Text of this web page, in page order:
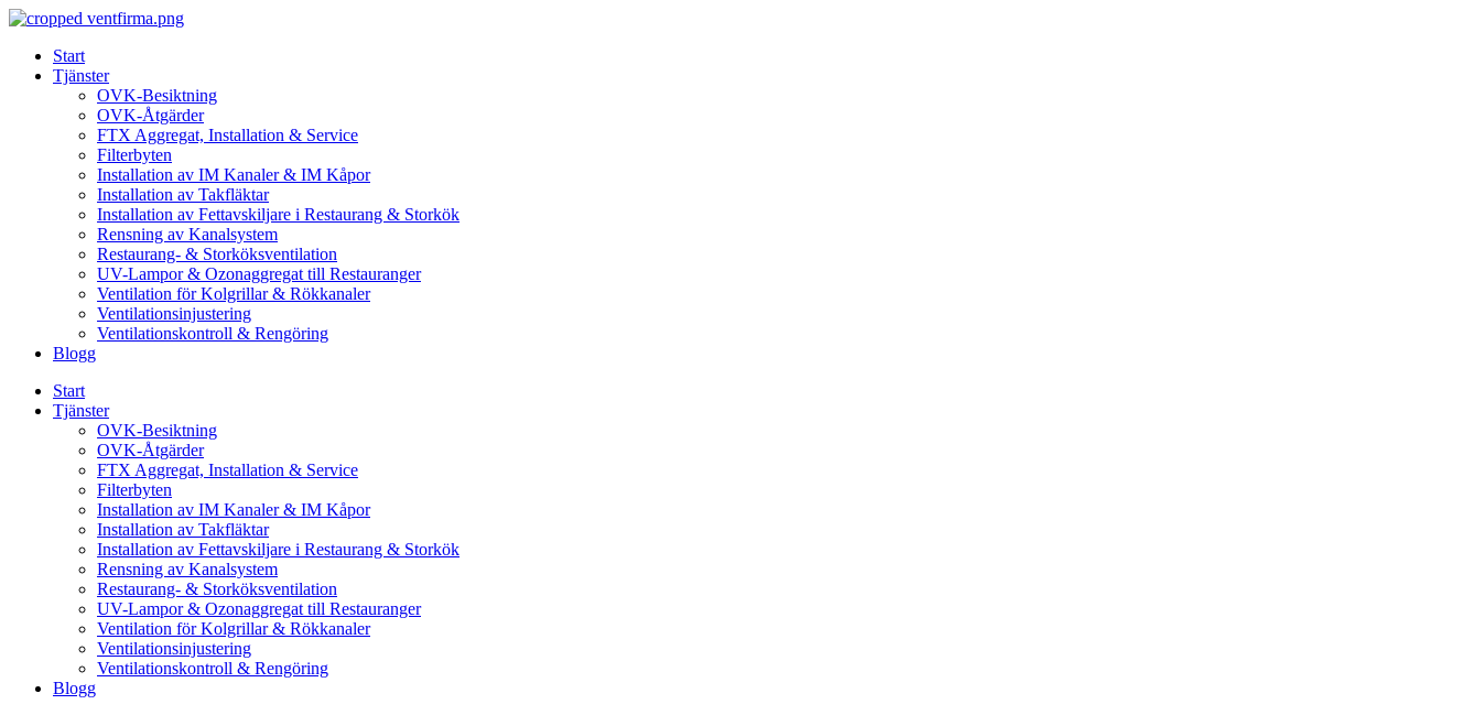
Skip
contentStart
Tjänster
OVK-Besiktning
OVK-Åtgärder
FTX Aggregat, Installation & Service
Filterbyten
Installation av IM Kanaler & IM Kåpor
Installation av Takfläktar
Installation av Fettavskiljare i Restaurang & Storkök
Rensning av Kanalsystem
Restaurang- & Storköksventilation
UV-Lampor & Ozonaggregat till Restauranger
Ventilation för Kolgrillar & Rökkanaler
Ventilationsinjustering
Ventilationskontroll & Rengöring
Blogg
Start
Tjänster
OVK-Besiktning
OVK-Åtgärder
FTX Aggregat, Installation & Service
Filterbyten
Installation av IM Kanaler & IM Kåpor
Installation av Takfläktar
Installation av Fettavskiljare i Restaurang & Storkök
Rensning av Kanalsystem
Restaurang- & Storköksventilation
UV-Lampor & Ozonaggregat till Restauranger
Ventilation för Kolgrillar & Rökkanaler
Ventilationsinjustering
Ventilationskontroll & Rengöring
Blogg